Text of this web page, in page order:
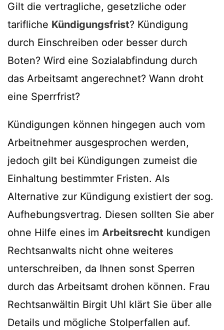
Gilt die vertragliche, gesetzliche oder
tarifliche Kündigungsfrist? Kündigung
durch Einschreiben oder besser durch
Boten? Wird eine Sozialabfindung durch
das Arbeitsamt angerechnet? Wann droht
eine Sperrfrist?
Kündigungen können hingegen auch vom
Arbeitnehmer ausgesprochen werden,
jedoch gilt bei Kündigungen zumeist die
Einhaltung bestimmter Fristen. Als
Alternative zur Kündigung existiert der sog.
Aufhebungsvertrag. Diesen sollten Sie aber
ohne Hilfe eines im Arbeitsrecht kundigen
Rechtsanwalts nicht ohne weiteres
unterschreiben, da Ihnen sonst Sperren
durch das Arbeitsamt drohen können. Frau
Rechtsanwältin Birgit Uhl klärt Sie über alle
Details und mögliche Stolperfallen auf.